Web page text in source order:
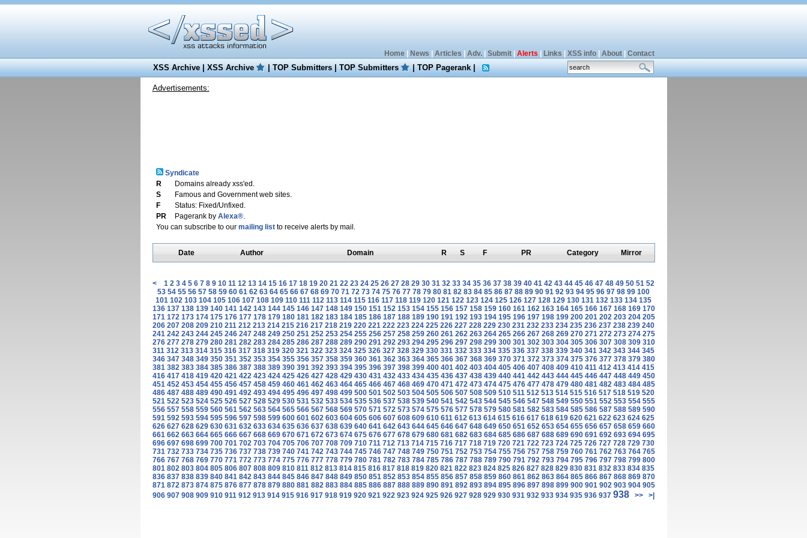
Home| News Articles Adv.| Submit| Alerts Links XSS info| About| Contact
XSS Archive|XSS Archive |TOP Submitters|TOP Submitters |TOP Pagerank|
Advertisements:
Syndicate
R
Domains already xss'ed.
S
Famous and Government web sites.
F
Status: Fixed/Unfixed.
PR
Pagerank by Alexa®.
You can subscribe to our mailing listto receive alerts by mail.
Date Author Domain R S F PR Category Mirror
< 1 2 3 4 5 6 7 8 9 10 11 12 13 14 15 16 17 18 19 20 21 22 23 24 25 26 27 28 29 30 31 32 33 34 35 36 37 38 39 40 41 42 43 44 45 46 47 48 49 50 51 52
53 54 55 56 57 58 59 60 61 62 63 64 65 66 67 68 69 70 71 72 73 74 75 76 77 78 79 80 81 82 83 84 85 86 87 88 89 90 91 92 93 94 95 96 97 98 99 100
101 102 103 104 105 106 107 108 109 110 111 112 113 114 115 116 117 118 119 120 121 122 123 124 125 126 127 128 129 130 131 132 133 134 135
136 137 138 139 140 141 142 143 144 145 146 147 148 149 150 151 152 153 154 155 156 157 158 159 160 161 162 163 164 165 166 167 168 169 170
171 172 173 174 175 176 177 178 179 180 181 182 183 184 185 186 187 188 189 190 191 192 193 194 195 196 197 198 199 200 201 202 203 204 205
206 207 208 209 210 211 212 213 214 215 216 217 218 219 220 221 222 223 224 225 226 227 228 229 230 231 232 233 234 235 236 237 238 239 240
241 242 243 244 245 246 247 248 249 250 251 252 253 254 255 256 257 258 259 260 261 262 263 264 265 266 267 268 269 270 271 272 273 274 275
276 277 278 279 280 281 282 283 284 285 286 287 288 289 290 291 292 293 294 295 296 297 298 299 300 301 302 303 304 305 306 307 308 309 310
311 312 313 314 315 316 317 318 319 320 321 322 323 324 325 326 327 328 329 330 331 332 333 334 335 336 337 338 339 340 341 342 343 344 345
346 347 348 349 350 351 352 353 354 355 356 357 358 359 360 361 362 363 364 365 366 367 368 369 370 371 372 373 374 375 376 377 378 379 380
381 382 383 384 385 386 387 388 389 390 391 392 393 394 395 396 397 398 399 400 401 402 403 404 405 406 407 408 409 410 411 412 413 414 415
416 417 418 419 420 421 422 423 424 425 426 427 428 429 430 431 432 433 434 435 436 437 438 439 440 441 442 443 444 445 446 447 448 449 450
451 452 453 454 455 456 457 458 459 460 461 462 463 464 465 466 467 468 469 470 471 472 473 474 475 476 477 478 479 480 481 482 483 484 485
486 487 488 489 490 491 492 493 494 495 496 497 498 499 500 501 502 503 504 505 506 507 508 509 510 511 512 513 514 515 516 517 518 519 520
521 522 523 524 525 526 527 528 529 530 531 532 533 534 535 536 537 538 539 540 541 542 543 544 545 546 547 548 549 550 551 552 553 554 555
556 557 558 559 560 561 562 563 564 565 566 567 568 569 570 571 572 573 574 575 576 577 578 579 580 581 582 583 584 585 586 587 588 589 590
591 592 593 594 595 596 597 598 599 600 601 602 603 604 605 606 607 608 609 610 611 612 613 614 615 616 617 618 619 620 621 622 623 624 625
626 627 628 629 630 631 632 633 634 635 636 637 638 639 640 641 642 643 644 645 646 647 648 649 650 651 652 653 654 655 656 657 658 659 660
661 662 663 664 665 666 667 668 669 670 671 672 673 674 675 676 677 678 679 680 681 682 683 684 685 686 687 688 689 690 691 692 693 694 695
696 697 698 699 700 701 702 703 704 705 706 707 708 709 710 711 712 713 714 715 716 717 718 719 720 721 722 723 724 725 726 727 728 729 730
731 732 733 734 735 736 737 738 739 740 741 742 743 744 745 746 747 748 749 750 751 752 753 754 755 756 757 758 759 760 761 762 763 764 765
766 767 768 769 770 771 772 773 774 775 776 777 778 779 780 781 782 783 784 785 786 787 788 789 790 791 792 793 794 795 796 797 798 799 800
801 802 803 804 805 806 807 808 809 810 811 812 813 814 815 816 817 818 819 820 821 822 823 824 825 826 827 828 829 830 831 832 833 834 835
836 837 838 839 840 841 842 843 844 845 846 847 848 849 850 851 852 853 854 855 856 857 858 859 860 861 862 863 864 865 866 867 868 869 870
871 872 873 874 875 876 877 878 879 880 881 882 883 884 885 886 887 888 889 890 891 892 893 894 895 896 897 898 899 900 901 902 903 904 905
906 907 908 909 910 911 912 913 914 915 916 917 918 919 920 921 922 923 924 925 926 927 928 929 930 931 932 933 934 935 936 937 938 >> >|